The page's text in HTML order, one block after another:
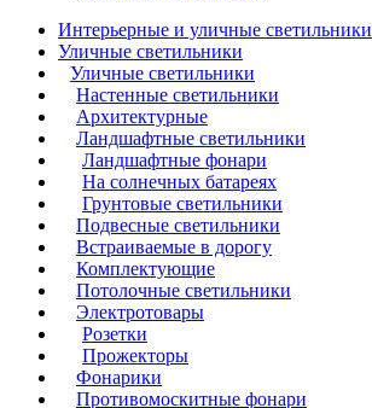
Интерьерные и уличные светильники
Уличные светильники
Уличные светильники
Настенные светильники
Архитектурные
Ландшафтные светильники
Ландшафтные фонари
На солнечных батареях
Грунтовые светильники
Подвесные светильники
Встраиваемые в дорогу
Комплектующие
Потолочные светильники
Электротовары
Розетки
Прожекторы
Фонарики
Противомоскитные фонари